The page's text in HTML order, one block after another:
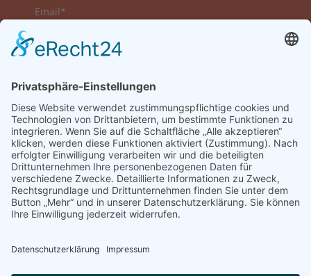
Email*
Nachname
Datenschutzerklärung zur Kenntnis genommen
und akzeptiert.